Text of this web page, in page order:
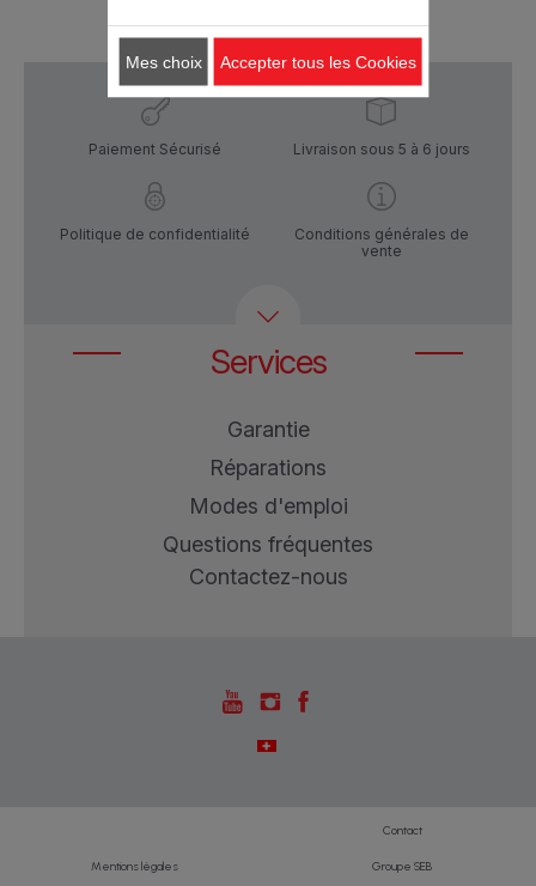
Paiement Sécurisé Livraison sous 5 à 6 jours
Politique de confidentialité
Conditions générales de
vente
Services
Garantie
Réparations
Modes d'emploi
Questions fréquentes
Contactez-nous
Contact
Mentions légales Groupe SEB
Mes choix Accepter tous les Cookies